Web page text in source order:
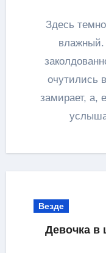
Здесь темно и тихо. Воздух чистый и
очутились
замирает, а,
Везде
Девочка в